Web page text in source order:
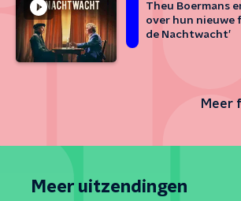
Theu Boermans
over hun nieuwe
de Nachtwacht’
Meer
Meer uitzendingen